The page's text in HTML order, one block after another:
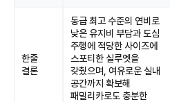
한줄
결론
동급 최고 수준의 연비로
낮은 유지비 부담과 도심
주행에 적당한 사이즈에
스포티한 실루엣을
갖췄으며, 여유로운 실내
공간까지 확보해
패밀리카로도 충분한